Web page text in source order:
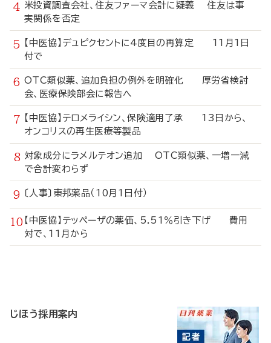
米投資調査会社、住友ファーマ会計に疑義 住友は事
実関係を否定
【中医協】デュピクセントに4度目の再算定 11月1日
付で
OTC類似薬、追加負担の例外を明確化 厚労省検討
会、医療保険部会に報告へ
【中医協】テロメライシン、保険適用了承 13日から、
オンコリスの再生医療等製品
対象成分にラメルテオン追加 OTC類似薬、一増一減
で合計変わらず
〔人事〕東邦薬品（10月1日付）
【中医協】テッペーザの薬価、5.51％引き下げ 費用
対で、11月から
じほう採用案内